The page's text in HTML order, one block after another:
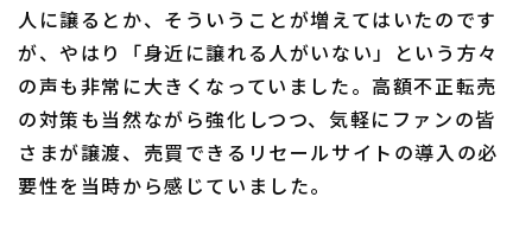
人に譲るとか、そういうことが増えてはいたのです
が、やはり「身近に譲れる人がいない」という方々
の声も非常に大きくなっていました。高額不正転売
の対策も当然ながら強化しつつ、気軽にファンの皆
さまが譲渡、売買できるリセールサイトの導入の必
要性を当時から感じていました。